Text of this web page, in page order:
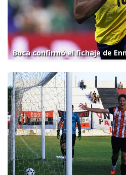
Boca confirmó el fichaje de